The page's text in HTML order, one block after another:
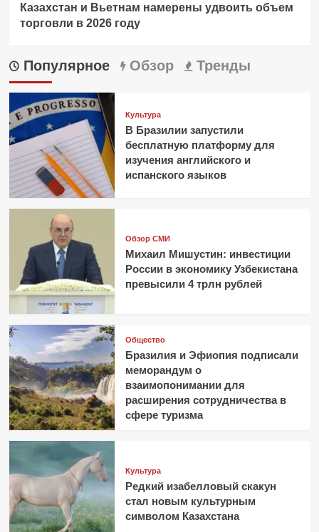
Казахстан и Вьетнам намерены удвоить объем
торговли в 2026 году
Популярное Обзор Тренды
Культура
В Бразилии запустили
бесплатную платформу для
изучения английского и
испанского языков
Обзор СМИ
Михаил Мишустин: инвестиции
России в экономику Узбекистана
превысили 4 трлн рублей
Общество
Бразилия и Эфиопия подписали
меморандум о
взаимопонимании для
расширения сотрудничества в
сфере туризма
Культура
Редкий изабелловый скакун
стал новым культурным
символом Казахстана